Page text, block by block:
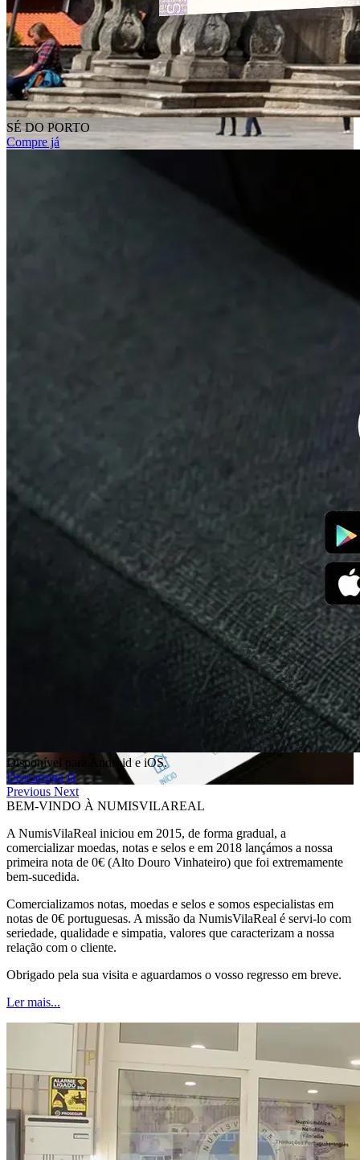
SÉ DO PORTO
Compre já
Disponível para Android e iOS.
Descarrega já
Previous Next
BEM-VINDO À NUMISVILAREAL
A NumisVilaReal iniciou em 2015, de forma gradual, a
comercializar moedas, notas e selos e em 2018 lançámos a nossa
primeira nota de 0€ (Alto Douro Vinhateiro) que foi extremamente
bem-sucedida.
Comercializamos notas, moedas e selos e somos especialistas em
notas de 0€ portuguesas. A missão da NumisVilaReal é servi-lo com
seriedade, qualidade e simpatia, valores que caracterizam a nossa
relação com o cliente.
Obrigado pela sua visita e aguardamos o vosso regresso em breve.
Ler mais...